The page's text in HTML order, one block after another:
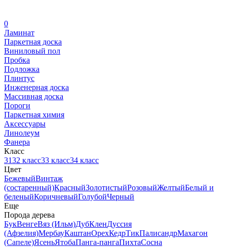
0
Ламинат
Паркетная доска
Виниловый пол
Пробка
Подложка
Плинтус
Инженерная доска
Массивная доска
Пороги
Паркетная химия
Аксессуары
Линолеум
Фанера
Класс
3132 класс33 класс34 класс
Цвет
БежевыйВинтаж
(состаренный)КрасныйЗолотистыйРозовыйЖелтыйБелый и
беленыйКоричневыйГолубойЧерный
Еще
Порода дерева
БукВенгеВяз (Ильм)ДубКленДуссия
(Афзелия)МербауКаштанОрехКедрТикПалисандрМахагон
(Сапеле)ЯсеньЯтобаПанга-пангаПихтаСосна